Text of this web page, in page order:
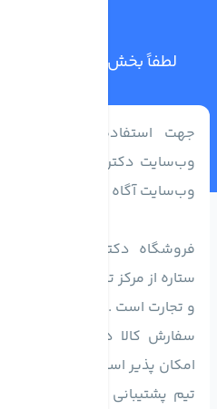
لطفاً بخش حریم خصوصی
جهت استفاده بهینه از
وب‌سایت دکتر موبایل ضروری
وب‌سایت آگاه بوده و با دقت آن
فروشگاه دکترموبایل دارای
و تجارت است .
امکان پذیر است.
تیم پشتیبانی دکتر موبایل در